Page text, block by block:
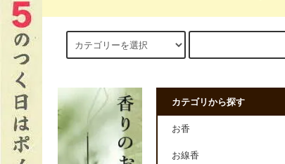
カテゴリから探す
お香
お線香